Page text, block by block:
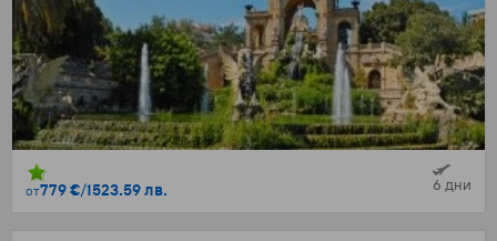
от779 €/1523.59 лв. 6 дни